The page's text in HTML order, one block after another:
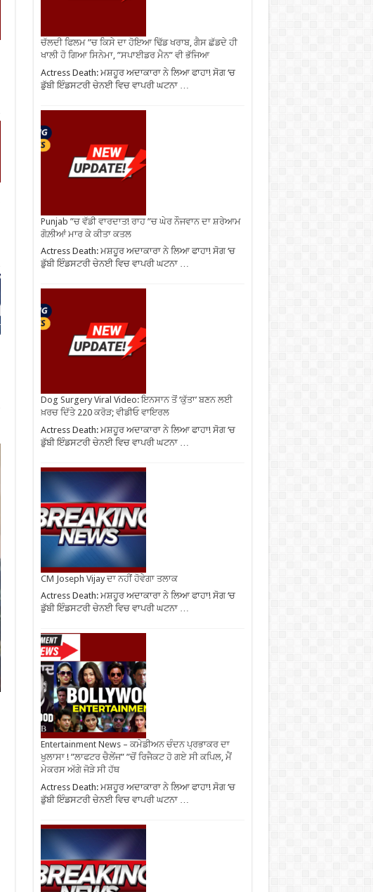
ਚੱਲਦੀ ਫਿਲਮ ”ਚ ਕਿਸੇ ਦਾ ਹੋਇਆ ਢਿੱਡ ਖਰਾਬ, ਗੈਸ ਛੱਡਦੇ ਹੀ
ਖਾਲੀ ਹੋ ਗਿਆ ਸਿਨੇਮਾ, ”ਸਪਾਈਡਰ ਮੈਨ” ਵੀ ਭੱਜਿਆ
Actress Death: ਮਸ਼ਹੂਰ ਅਦਾਕਾਰਾ ਨੇ ਲਿਆ ਫਾਹਾ! ਸੋਗ ‘ਚ
ਡੁੱਬੀ ਇੰਡਸਟਰੀ ਚੇਨਈ ਵਿਚ ਵਾਪਰੀ ਘਟਨਾ …
Punjab ”ਚ ਵੱਡੀ ਵਾਰਦਾਤ! ਰਾਹ ”ਚ ਘੇਰ ਨੌਜਵਾਨ ਦਾ ਸ਼ਰੇਆਮ
ਗੋਲ਼ੀਆਂ ਮਾਰ ਕੇ ਕੀਤਾ ਕਤਲ
Actress Death: ਮਸ਼ਹੂਰ ਅਦਾਕਾਰਾ ਨੇ ਲਿਆ ਫਾਹਾ! ਸੋਗ ‘ਚ
ਡੁੱਬੀ ਇੰਡਸਟਰੀ ਚੇਨਈ ਵਿਚ ਵਾਪਰੀ ਘਟਨਾ …
Dog Surgery Viral Video: ਇਨਸਾਨ ਤੋਂ ‘ਕੁੱਤਾ’ ਬਣਨ ਲਈ
ਖ਼ਰਚ ਦਿੱਤੇ 220 ਕਰੋੜ; ਵੀਡੀਓ ਵਾਇਰਲ
Actress Death: ਮਸ਼ਹੂਰ ਅਦਾਕਾਰਾ ਨੇ ਲਿਆ ਫਾਹਾ! ਸੋਗ ‘ਚ
ਡੁੱਬੀ ਇੰਡਸਟਰੀ ਚੇਨਈ ਵਿਚ ਵਾਪਰੀ ਘਟਨਾ …
CM Joseph Vijay ਦਾ ਨਹੀਂ ਹੋਵੇਗਾ ਤਲਾਕ
Actress Death: ਮਸ਼ਹੂਰ ਅਦਾਕਾਰਾ ਨੇ ਲਿਆ ਫਾਹਾ! ਸੋਗ ‘ਚ
ਡੁੱਬੀ ਇੰਡਸਟਰੀ ਚੇਨਈ ਵਿਚ ਵਾਪਰੀ ਘਟਨਾ …
Entertainment News – ਕਮੇਡੀਅਨ ਚੰਦਨ ਪ੍ਰਭਾਕਰ ਦਾ
ਖੁਲਾਸਾ ! ”ਲਾਫਟਰ ਚੈਲੇਂਜ” ”ਚੋਂ ਰਿਜੈਕਟ ਹੋ ਗਏ ਸੀ ਕਪਿਲ, ਮੈਂ
ਮੇਕਰਸ ਅੱਗੇ ਜੋੜੇ ਸੀ ਹੱਥ
Actress Death: ਮਸ਼ਹੂਰ ਅਦਾਕਾਰਾ ਨੇ ਲਿਆ ਫਾਹਾ! ਸੋਗ ‘ਚ
ਡੁੱਬੀ ਇੰਡਸਟਰੀ ਚੇਨਈ ਵਿਚ ਵਾਪਰੀ ਘਟਨਾ …